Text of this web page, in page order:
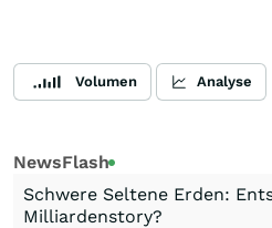
Volumen Analyse
NewsFlash
Schwere Seltene Erden:
Milliardenstory?